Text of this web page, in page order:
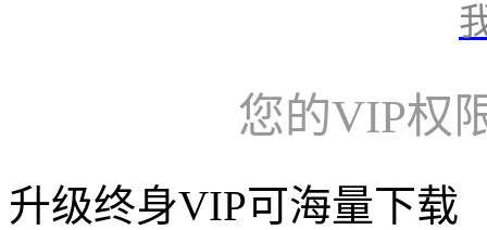
您的VIP权
升级终身VIP可海量下载